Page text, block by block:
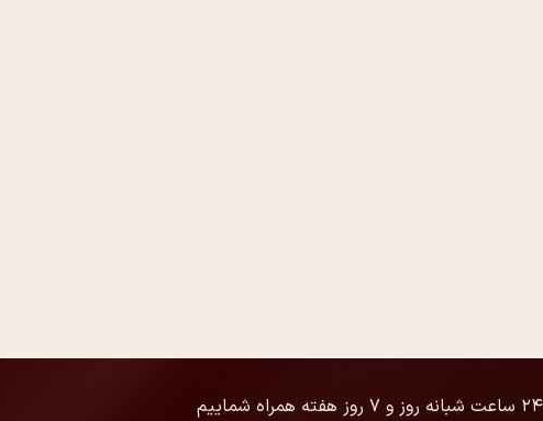
۲۴ ساعت شبانه روز و ۷ روز هفته همراه شماییم